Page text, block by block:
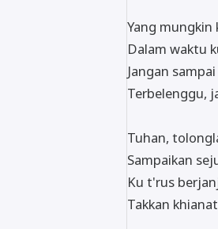
Yang mungkin
Dalam waktu
Jangan
Terbelenggu,
Tuhan,
Sampaikan
Ku t'rus
Takkan